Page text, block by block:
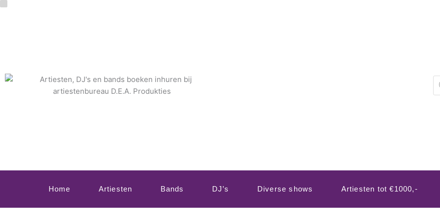
Ga
Home Artiesten Bands DJ’s Diverse shows Artiesten tot €1000,-